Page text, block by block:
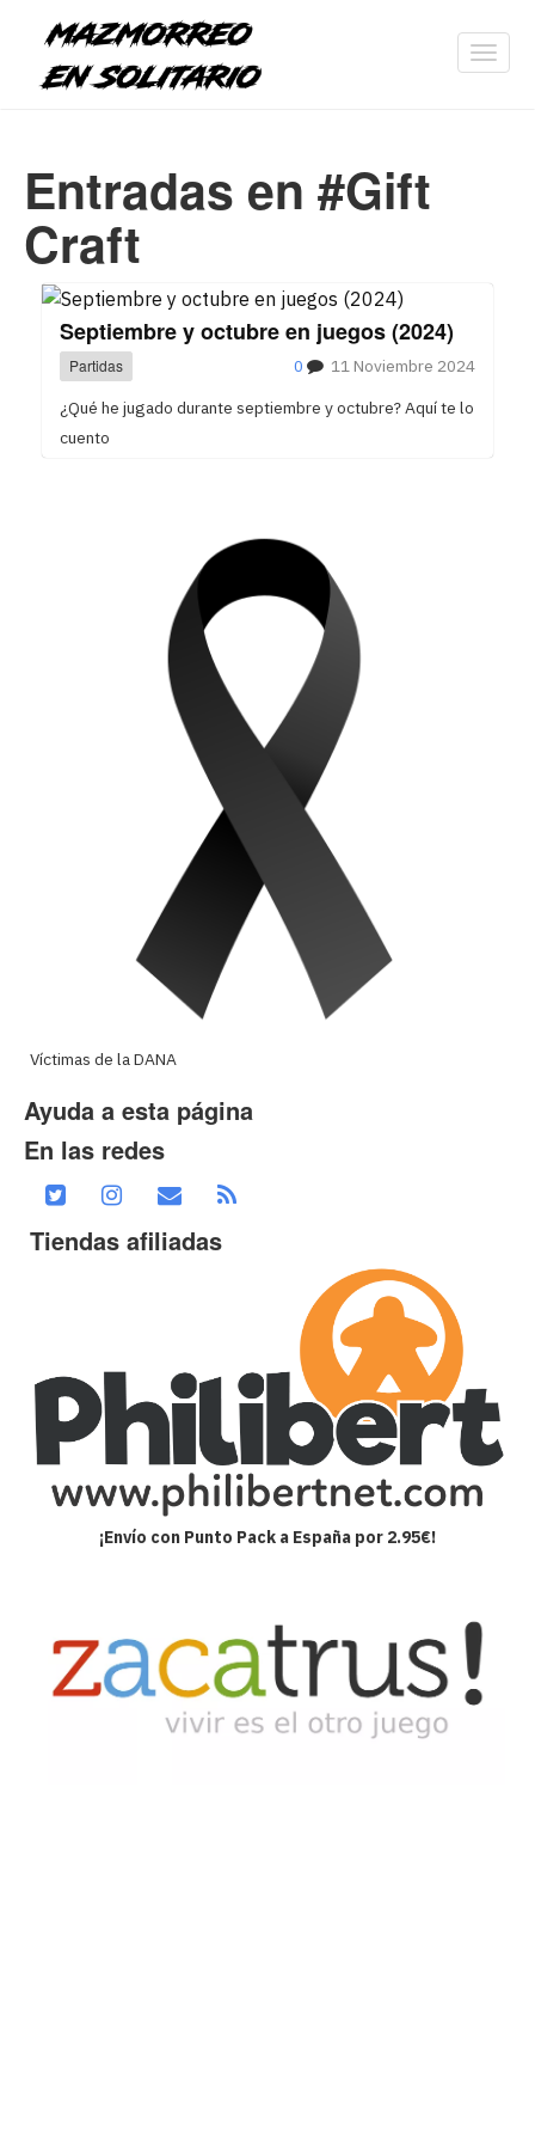
Entradas en #Gift
Craft
Septiembre y octubre en juegos (2024)
Partidas 11 Noviembre 2024
0
¿Qué he jugado durante septiembre y octubre? Aquí te lo
cuento
Víctimas de la DANA
Ayuda a esta página
En las redes
Tiendas afiliadas
¡Envío con Punto Pack a España por 2.95€!